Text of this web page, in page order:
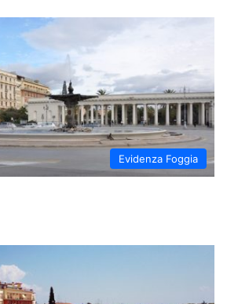
Evidenza Foggia